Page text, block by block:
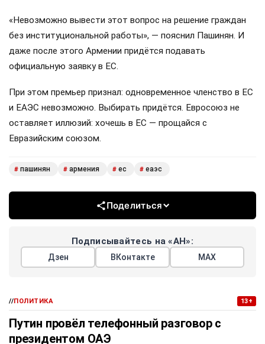
«Невозможно вывести этот вопрос на решение граждан
без институциональной работы», — пояснил Пашинян. И
даже после этого Армении придётся подавать
официальную заявку в ЕС.
При этом премьер признал: одновременное членство в ЕС
и ЕАЭС невозможно. Выбирать придётся. Евросоюз не
оставляет иллюзий: хочешь в ЕС — прощайся с
Евразийским союзом.
# пашинян # армения # ес # еаэс
Поделиться
Подписывайтесь на «АН»:
Дзен ВКонтакте МАХ
//ПОЛИТИКА 13+
Путин провёл телефонный разговор с
президентом ОАЭ